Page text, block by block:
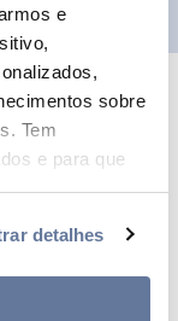
e
sobre
Tem
e para que
localização
de
detalhes
líderes